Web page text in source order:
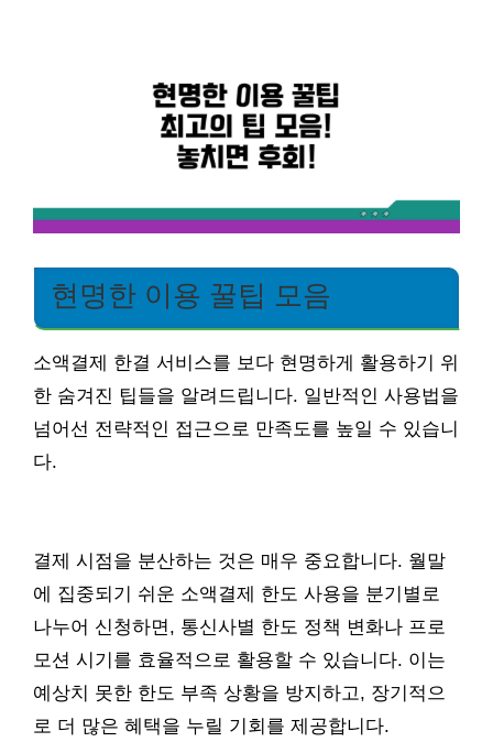
현명한 이용 꿀팁 모음
소액결제 한결 서비스를 보다 현명하게 활용하기 위
한 숨겨진 팁들을 알려드립니다. 일반적인 사용법을
넘어선 전략적인 접근으로 만족도를 높일 수 있습니
다.
결제 시점을 분산하는 것은 매우 중요합니다. 월말
에 집중되기 쉬운 소액결제 한도 사용을 분기별로
나누어 신청하면, 통신사별 한도 정책 변화나 프로
모션 시기를 효율적으로 활용할 수 있습니다. 이는
예상치 못한 한도 부족 상황을 방지하고, 장기적으
로 더 많은 혜택을 누릴 기회를 제공합니다.